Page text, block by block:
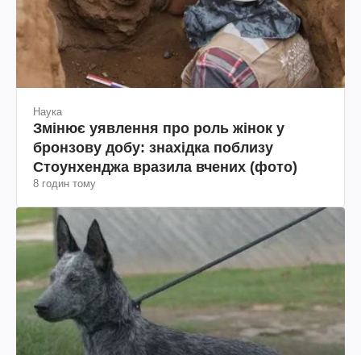
Наука
Змінює уявлення про роль жінок у
бронзову добу: знахідка поблизу
Стоунхенджа вразила вчених (фото)
8 годин тому